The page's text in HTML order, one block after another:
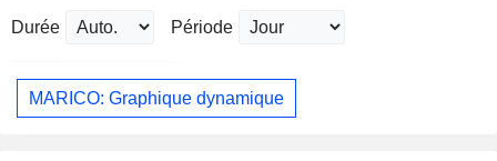
Durée Période
MARICO: Graphique dynamique